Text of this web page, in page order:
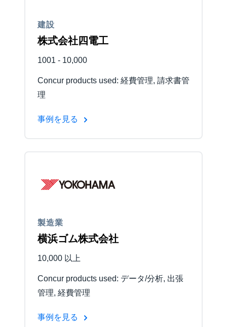
Belgium (English)
建設
株式会社四電工
1001 - 10,000
Concur products used: 経費管理, 請求書管
理
事例を見る
製造業
横浜ゴム株式会社
10,000 以上
Concur products used: データ/分析, 出張
管理, 経費管理
事例を見る